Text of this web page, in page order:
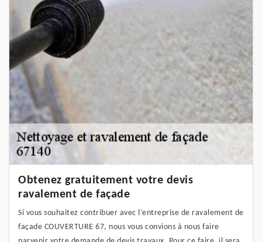
Obtenez gratuitement votre devis
ravalement de façade
Si vous souhaitez contribuer avec l’entreprise de ravalement de
façade COUVERTURE 67, nous vous convions à nous faire